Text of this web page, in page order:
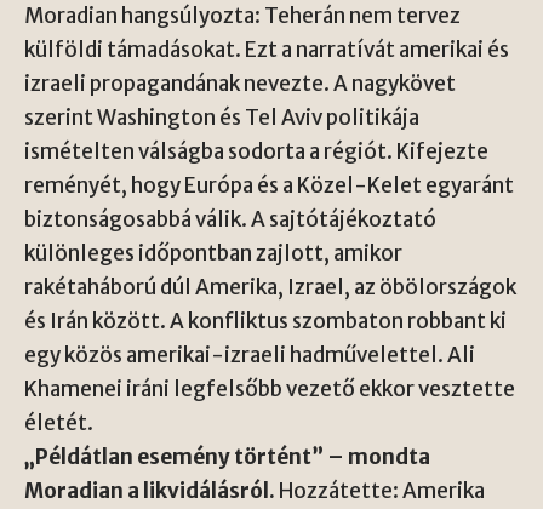
Moradian hangsúlyozta: Teherán nem tervez
külföldi támadásokat. Ezt a narratívát amerikai és
izraeli propagandának nevezte. A nagykövet
szerint Washington és Tel Aviv politikája
ismételten válságba sodorta a régiót. Kifejezte
reményét, hogy Európa és a Közel-Kelet egyaránt
biztonságosabbá válik. A sajtótájékoztató
különleges időpontban zajlott, amikor
rakétaháború dúl Amerika, Izrael, az öbölországok
és Irán között. A konfliktus szombaton robbant ki
egy közös amerikai-izraeli hadművelettel. Ali
Khamenei iráni legfelsőbb vezető ekkor vesztette
életét.
„Példátlan esemény történt” – mondta
Moradian a likvidálásról. Hozzátette: Amerika